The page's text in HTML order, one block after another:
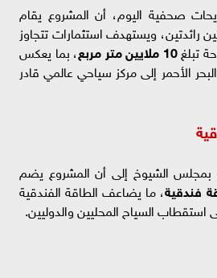
صحفية اليوم، أن المشروع يقام
رائدتين، ويستهدف استثمارات تتجاوز
تبلغ10 ملايين متر مربع
، بما يعكس
الأحمر إلى مركز سياحي عالمي قادر
بمجلس الشيوخ إلى أن المشروع يضم
، ما يضاعف الطاقة الفندقية
استقطاب السياح المحليين والدوليين.